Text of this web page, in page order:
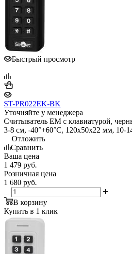
Быстрый просмотр
ST-PR022EK-BK
Уточняйте у менеджера
Считыватель EM с клавиатурой,
3-8 см, -40°+60°С, 120x50x22 мм, 10-
Отложить
Сравнить
Ваша цена
1 479 руб.
Розничная цена
1 680 руб.
В корзину
Купить в 1 клик